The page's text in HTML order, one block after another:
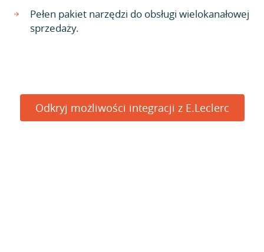
Pełen pakiet narzędzi do obsługi wielokanałowej
sprzedaży.
Odkryj możliwości integracji z E.Leclerc